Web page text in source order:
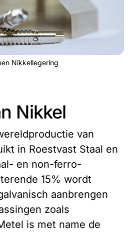
Nikkellegering
Nikkel
van
in Roestvast Staal en
en non-ferro-
15% wordt
aanbrengen
zoals
is met name de